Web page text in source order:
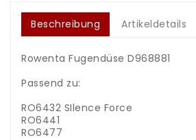
Beschreibung Artikeldetails
Rowenta Fugendüse D968881
Passend zu:
RO6432 SIlence Force
RO6441
RO6477